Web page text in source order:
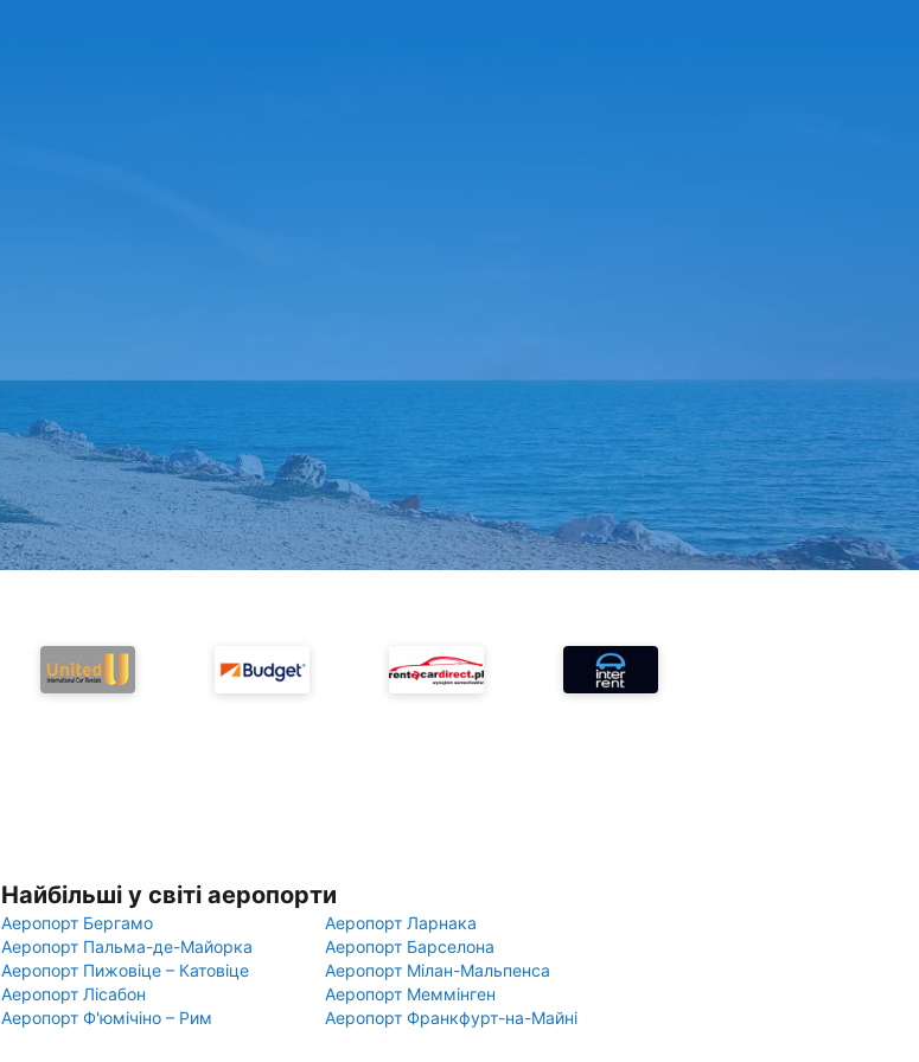
Найбільші у світі аеропорти
Аеропорт Бергамо
Аеропорт Ларнака
Аеропорт Пальма-де-Майорка
Аеропорт Барселона
Аеропорт Пижовіце – Катовіце
Аеропорт Мілан-Мальпенса
Аеропорт Лісабон
Аеропорт Меммінген
Аеропорт Ф'юмічіно – Рим
Аеропорт Франкфурт-на-Майні